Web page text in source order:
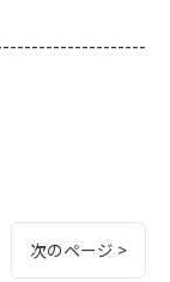
次のページ >